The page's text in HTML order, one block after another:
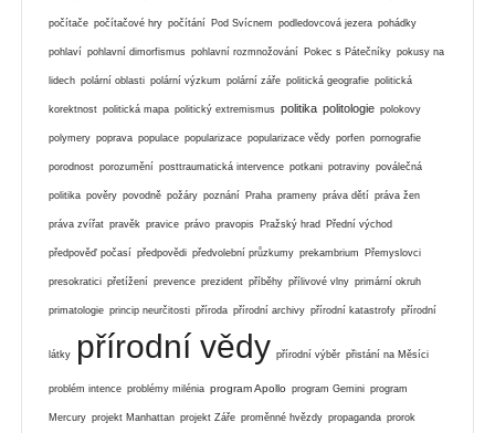
počítače počítačové hry počítání Pod Svícnem podledovcová jezera pohádky
pohlaví pohlavní dimorfismus pohlavní rozmnožování Pokec s Pátečníky pokusy na
lidech polární oblasti polární výzkum polární záře politická geografie politická
korektnost politická mapa politický extremismus politika politologie polokovy
polymery poprava populace popularizace popularizace vědy porfen pornografie
porodnost porozumění posttraumatická intervence potkani potraviny poválečná
politika pověry povodně požáry poznání Praha prameny práva dětí práva žen
práva zvířat pravěk pravice právo pravopis Pražský hrad Přední východ
předpověď počasí předpovědi předvolební průzkumy prekambrium Přemyslovci
presokratici přetížení prevence prezident příběhy přílivové vlny primární okruh
primatologie princip neurčitosti příroda přírodní archivy přírodní katastrofy přírodní
látky přírodní vědy přírodní výběr přistání na Měsíci
problém intence problémy milénia program Apollo program Gemini program
Mercury projekt Manhattan projekt Záře proměnné hvězdy propaganda prorok